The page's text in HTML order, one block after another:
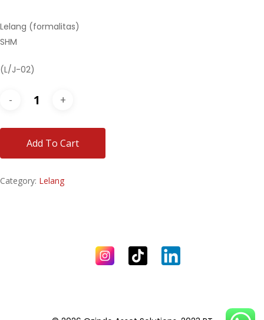
Lelang (formalitas)
SHM
(L/J-02)
Add To Cart
Category: Lelang